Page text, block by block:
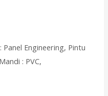
Engineering, Pintu
: PVC,